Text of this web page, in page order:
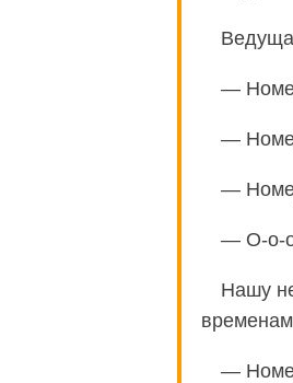
—
—
—
— О-о-
Нашу
—